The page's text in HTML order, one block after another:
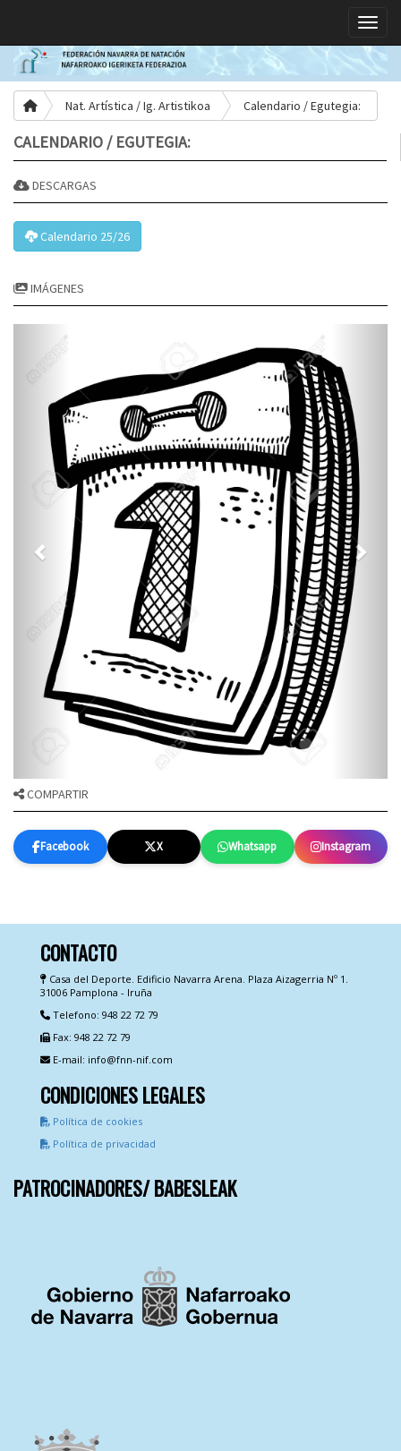
Nat. Artística / Ig. Artistikoa Calendario / Egutegia:
CALENDARIO / EGUTEGIA:
DESCARGAS
Calendario 25/26
IMÁGENES
COMPARTIR
Facebook X Whatsapp Instagram
CONTACTO
Casa del Deporte. Edificio Navarra Arena. Plaza Aizagerria Nº 1.
31006 Pamplona - Iruña
Telefono: 948 22 72 79
Fax: 948 22 72 79
E-mail: info@fnn-nif.com
CONDICIONES LEGALES
Política de cookies
Política de privacidad
PATROCINADORES/ BABESLEAK